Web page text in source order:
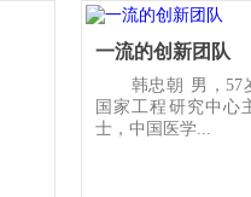
一流的创新团队
韩忠朝 男，57
国家工程研究中心
士，中国医学...